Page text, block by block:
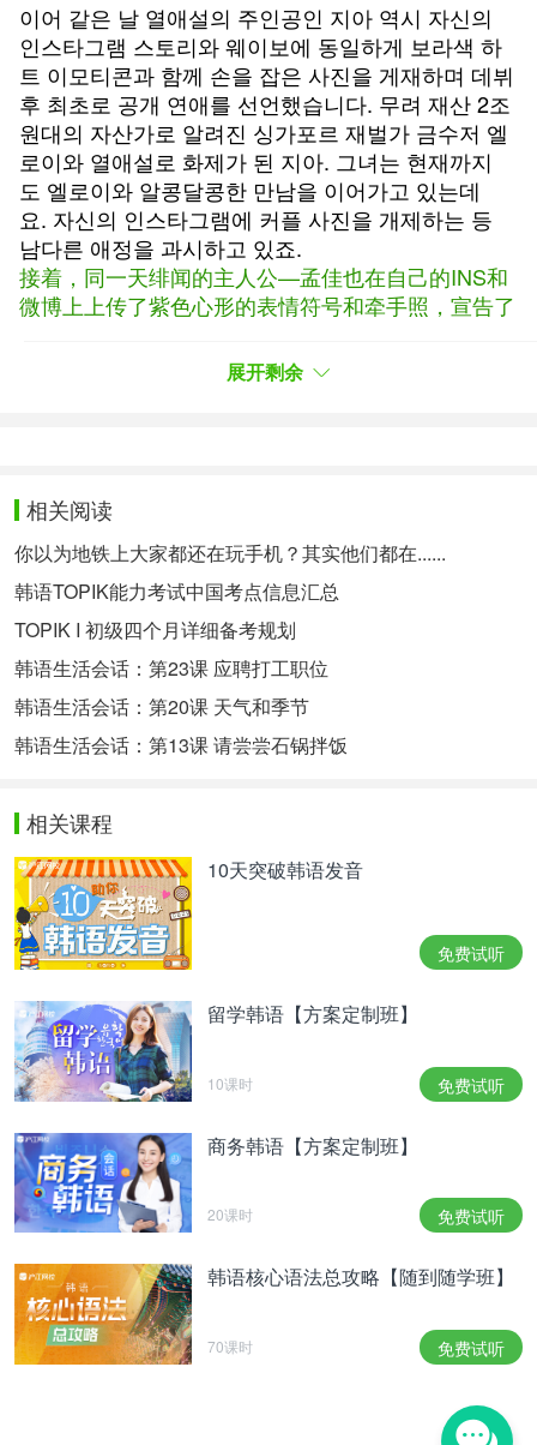
이어 같은 날 열애설의 주인공인 지아 역시 자신의
인스타그램 스토리와 웨이보에 동일하게 보라색 하
트 이모티콘과 함께 손을 잡은 사진을 게재하며 데뷔
후 최초로 공개 연애를 선언했습니다. 무려 재산 2조
원대의 자산가로 알려진 싱가포르 재벌가 금수저 엘
로이와 열애설로 화제가 된 지아. 그녀는 현재까지
도 엘로이와 알콩달콩한 만남을 이어가고 있는데
요. 자신의 인스타그램에 커플 사진을 개제하는 등
남다른 애정을 과시하고 있죠.
接着，同一天绯闻的主人公—孟佳也在自己的INS和
微博上上传了紫色心形的表情符号和牵手照，宣告了
2兆韩币的新加坡富翁Elroy相恋而成为话题人物。至
今为止，她和Elroy还在甜蜜相恋。在自己的INS上上
두 번째 주인공은 최근 수지까지 JYP를 떠나면서 현
재 JYP에 유일하게 남은 미쓰에이 멤버인 페이입니
다. 그녀는 2016년에는 솔로 앨범을 내면서 섹시 여
가수의 자리를 넘보기도 했는데요. 안타깝게도 결과
는 썩 좋지 않았습니다. 이후 그녀는 중국으로 넘어
가 배우로 도전장을 내밀었죠. 이후 중국에서 웹드라
마와 예능 프로그램 등에 출연하며 활발한 활동을 펼
쳤던 페이.
第二位主人公就是最近连秀智都离开JYP，现在唯一
曾觊觎过性感女歌手的地位。可惜的是成果并不怎么
样。之后她前往中国挑战成为演员。之后她在中国出
演了网剧和综艺节目等，展开了活跃的活动。
하지만 페이는 안타깝게도 한국과 중국을 오가며 솔
로 가수, 배우로 도전장을 내밀었으나 큰 성과를 내
지는 못했습니다. 현재는 한국으로 돌아와 케이블 방
송에 게스트와 MC로 활약하며 재도약을 준비하고
있는데요. 최근에는 가수 서인영, 메이크업 아티스트
서옥과 함께 SBS 모비딕 웹 예능 <바 페르소나>
의 MC로 활약하기도 했죠.
演员，可惜却没能获得什么大的成就。现在她回到中
国，在有线之声担任嘉宾和MC，准备再次出发。最
近她和歌手徐仁英和化妆师徐玉一起担任SBS移动网
络《Bar Persona》的MC。
이 프로그램에서 페이는 걸그룹 출신다운 젊은 감각
을 뽐내며 방송에 활력을 불어넣는 역할을 담당하며
남다른 존재감을 들어냈습니다. 또 한 매체와의 인터
뷰에 따르면 미쓰에이 멤버 지아와 가끔 페이스 타임
는 평소에도 주기적으로 인스타그램을 통해 팬들에
展开剩余
相关阅读
你以为地铁上大家都还在玩手机？其实他们都在......
韩语TOPIK能力考试中国考点信息汇总
TOPIK I 初级四个月详细备考规划
韩语生活会话：第23课 应聘打工职位
韩语生活会话：第20课 天气和季节
韩语生活会话：第13课 请尝尝石锅拌饭
相关课程
10天突破韩语发音
免费试听
留学韩语【方案定制班】
10课时 免费试听
商务韩语【方案定制班】
20课时 免费试听
韩语核心语法总攻略【随到随学班】
70课时 免费试听